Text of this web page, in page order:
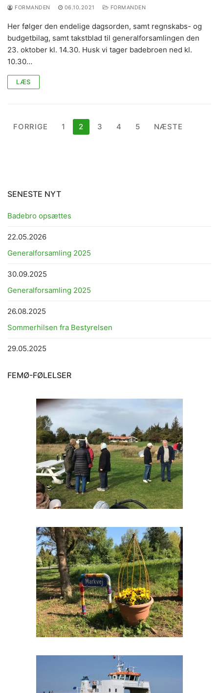
FORMANDEN 06.10.2021 FORMANDEN
Her følger den endelige dagsorden, samt regnskabs- og
budgetbilag, samt takstblad til generalforsamlingen den
23. oktober kl. 14.30. Husk vi tager badebroen ned kl.
10.30…
LÆS
Indlægsinddeling
FORRIGE 1 2 3 4 5 NÆSTE
SENESTE NYT
Badebro opsættes
22.05.2026
Generalforsamling 2025
30.09.2025
Generalforsamling 2025
26.08.2025
Sommerhilsen fra Bestyrelsen
29.05.2025
FEMØ-FØLELSER